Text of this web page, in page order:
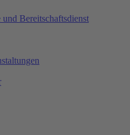
Bereitschaftsdienst